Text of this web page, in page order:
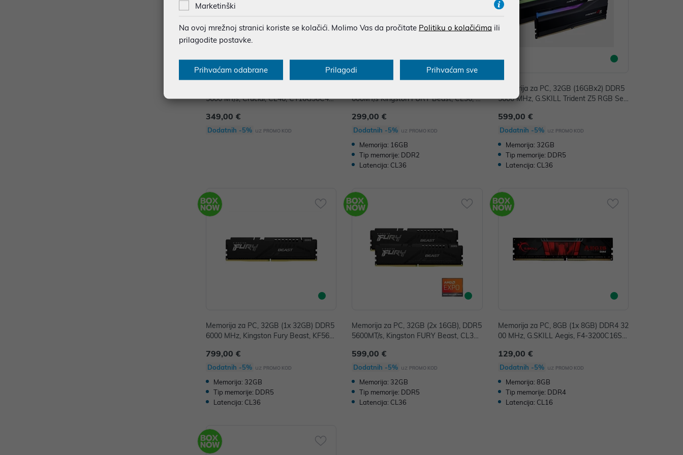
5600 MT/s, Crucial, CL46, CT16G56C46
349,00 €
Dodatnih -5% uz PROMO KOD
600MT/s Kingston FURY Beast, CL36, K
299,00 €
Dodatnih -5% uz PROMO KOD
Memorija: 16GB
Tip memorije: DDR2
Latencija: CL36
Memorija za PC, 32GB (16GBx2) DDR5
5600 MHz, G.SKILL Trident Z5 RGB Seri
599,00 €
Dodatnih -5% uz PROMO KOD
Memorija: 32GB
Tip memorije: DDR5
Latencija: CL36
Memorija za PC, 32GB (1x 32GB) DDR5
6000 MHz, Kingston Fury Beast, KF560
799,00 €
Dodatnih -5% uz PROMO KOD
Memorija: 32GB
Tip memorije: DDR5
Latencija: CL36
Memorija za PC, 32GB (2x 16GB), DDR5
5600MT/s, Kingston FURY Beast, CL36,
599,00 €
Dodatnih -5% uz PROMO KOD
Memorija: 32GB
Tip memorije: DDR5
Latencija: CL36
Memorija za PC, 8GB (1x 8GB) DDR4 32
00 MHz, G.SKILL Aegis, F4-3200C16S-
129,00 €
Dodatnih -5% uz PROMO KOD
Memorija: 8GB
Tip memorije: DDR4
Latencija: CL16
Marketinški
Na ovoj mrežnoj stranici koriste se kolačići. Molimo Vas da pročitate Politiku o kolačićima ili
prilagodite postavke.
Prihvaćam odabrane Prilagodi Prihvaćam sve